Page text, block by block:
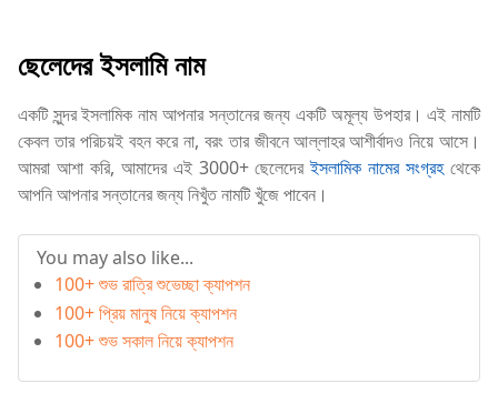
ছেলেদের ইসলামি নাম
একটি সুন্দর ইসলামিক নাম আপনার সন্তানের জন্য একটি অমূল্য উপহার। এই নামটি
কেবল তার পরিচয়ই বহন করে না, বরং তার জীবনে আল্লাহর আশীর্বাদও নিয়ে আসে।
আমরা আশা করি, আমাদের এই 3000+ ছেলেদেরইসলামিক নামের সংগ্রহথেকে
আপনি আপনার সন্তানের জন্য নিখুঁত নামটি খুঁজে পাবেন।
You may also like...
100+ শুভ রাত্রি শুভেচ্ছা ক্যাপশন
100+ প্রিয় মানুষ নিয়ে ক্যাপশন
100+ শুভ সকাল নিয়ে ক্যাপশন